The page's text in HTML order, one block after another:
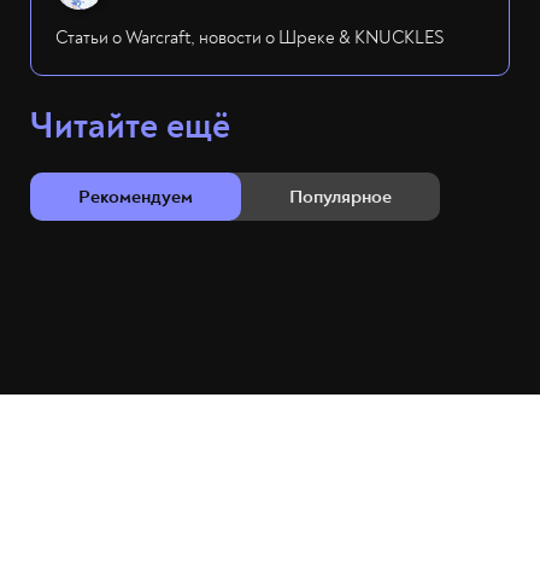
Статьи о Warcraft, новости о Шреке & KNUCKLES
Читайте ещё
Рекомендуем Популярное